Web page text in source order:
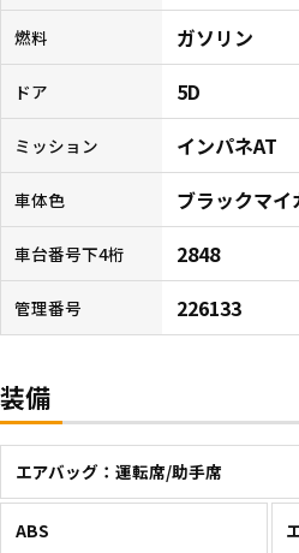
燃料 ガソリン
ドア 5D
ミッション インパネAT
車体色 ブラックマ
車台番号下4桁 2848
管理番号 226133
装備
エアバッグ：運転席/助手席
ABS